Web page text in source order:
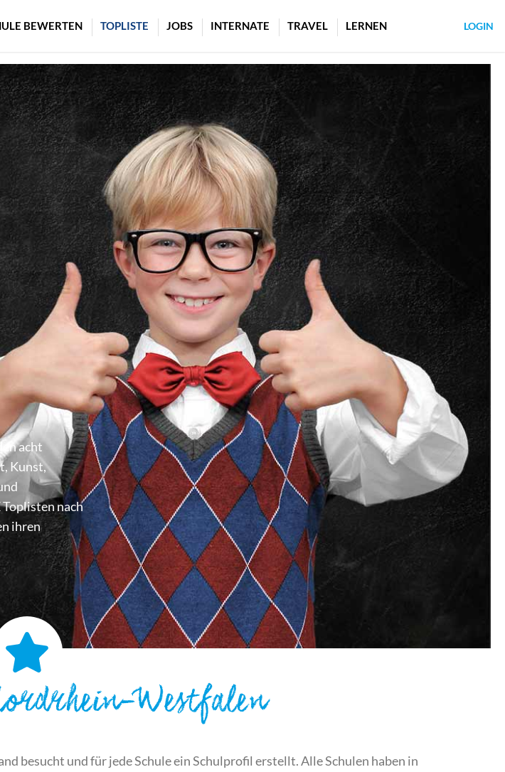
BEWERTEN TOPLISTE JOBS INTERNATE TRAVEL LERNEN LOGIN
acht
Kunst,
nach
ihren
Westfalen
besucht und für jede Schule ein Schulprofil erstellt. Alle Schulen haben in